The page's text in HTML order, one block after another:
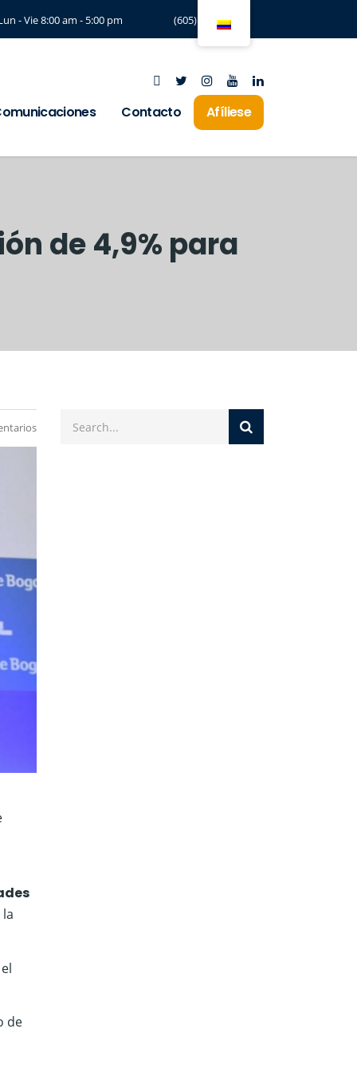
- Vie 8:00 am - 5:00 pm (605) 3294197
Contacto Afíliese
de 4,9% para
de